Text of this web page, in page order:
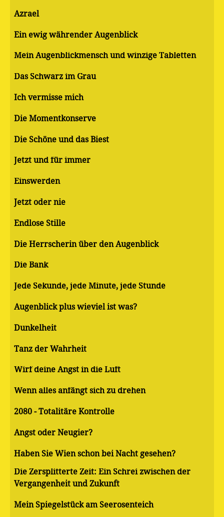
Azrael
Ein ewig währender Augenblick
Mein Augenblickmensch und winzige Tabletten
Das Schwarz im Grau
Ich vermisse mich
Die Momentkonserve
Die Schöne und das Biest
Jetzt und für immer
Einswerden
Jetzt oder nie
Endlose Stille
Die Herrscherin über den Augenblick
Die Bank
Jede Sekunde, jede Minute, jede Stunde
Augenblick plus wieviel ist was?
Dunkelheit
Tanz der Wahrheit
Wirf deine Angst in die Luft
Wenn alles anfängt sich zu drehen
2080 - Totalitäre Kontrolle
Angst oder Neugier?
Haben Sie Wien schon bei Nacht gesehen?
Die Zersplitterte Zeit: Ein Schrei zwischen der
Vergangenheit und Zukunft
Mein Spiegelstück am Seerosenteich